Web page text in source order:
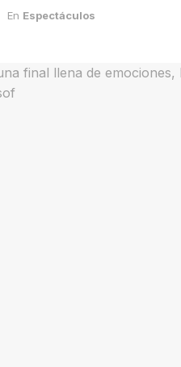
En Espectáculos